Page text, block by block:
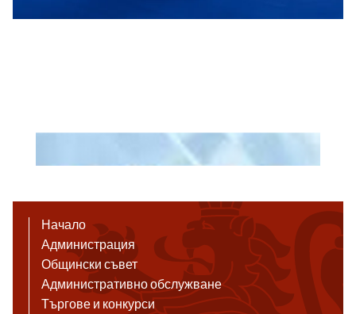
Начало
Администрация
Общински съвет
Административно обслужване
Търгове и конкурси